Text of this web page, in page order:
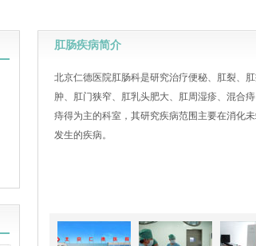
肛肠疾病简介
北京仁德医院肛肠科是研究治疗便秘、肛裂、
肿、肛门狭窄、肛乳头肥大、肛周湿疹、混合
痔得为主的科室，其研究疾病范围主要在消化
发生的疾病。